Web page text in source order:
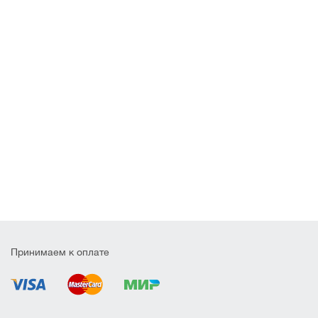
Принимаем к оплате